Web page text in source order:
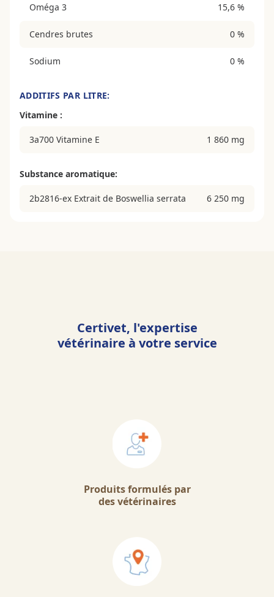
Oméga 3 15,6 %
Cendres brutes 0 %
Sodium 0 %
ADDITIFS PAR LITRE:
Vitamine :
3a700 Vitamine E 1 860 mg
Substance aromatique:
2b2816-ex Extrait de Boswellia serrata 6 250 mg
Certivet, l'expertise
vétérinaire à votre service
Produits formulés par
des vétérinaires